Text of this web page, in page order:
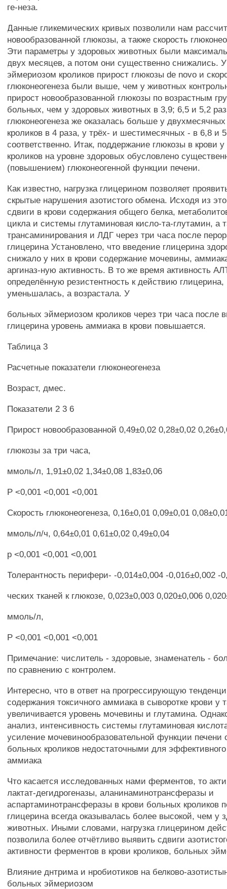
ге-неза.
Данные гликемических кривых позволили нам
новообразованной глюкозы, а также скорость
Эти параметры у здоровых животных были
двух месяцев, а потом они существенно снижались.
эймериозом кроликов прирост глюкозы de novo и
глюконеогенеза были выше, чем у животных
прирост новообразованной глюкозы по возрастным
больных, чем у здоровых животных в 3,9; 6,5 и 5,2
глюконеогенеза же оказалась больше у
кроликов в 4 раза, у трёх- и шестимесячных - в 6,8 и
соответственно. Итак, поддержание глюкозы в крови
кроликов на уровне здоровых обусловлено
(повышением) глюконеогенной функции печени.
Как известно, нагрузка глицерином позволяет
скрытые нарушения азотистого обмена. Исходя из
сдвиги в крови содержания общего белка,
цикла и системы глутаминовая кисло-та-глутамин, а
трансаминирования и ЛДГ через три часа после
глицерина Установлено, что введение глицерина
снижало у них в крови содержание мочевины,
аргиназ-ную активность. В то же время активность
определённую резистентность к действию
уменьшалась, а возрастала. У
больных эймериозом кроликов через три часа после
глицерина уровень аммиака в крови повышается.
Таблица 3
Расчетные показатели глюконеогенеза
Возраст, дмес.
Показатели 2 3 6
Прирост новообразованной 0,49±0,02 0,28±0,02
глюкозы за три часа,
ммоль/л, 1,91±0,02 1,34±0,08 1,83±0,06
Р <0,001 <0,001 <0,001
Скорость глюконеогенеза, 0,16±0,01 0,09±0,01
ммоль/л/ч, 0,64±0,01 0,61±0,02 0,49±0,04
р <0,001 <0,001 <0,001
Толерантность перифери- -0,014±0,004 -0,01б±0,002 -
ческих тканей к глюкозе, 0,023±0,003 0,020±0,006
ммоль/л,
Р <0,001 <0,001 <0,001
Примечание: числитель - здоровые, знаменатель -
по сравнению с контролем.
Интересно, что в ответ на прогрессирующую
содержания токсичного аммиака в сыворотке крови у
увеличивается уровень мочевины и глутамина.
анализ, интенсивность системы глутаминовая
усиление мочевинообразовательной функции печени
больных кроликов недостаточными для
аммиака
Что касается исследованных нами ферментов, то
лактат-дегидрогеназы, аланинаминотрансферазы и
аспартаминотрансферазы в крови больных кроликов
глицерина всегда оказывалась более высокой, чем у
животных. Иными словами, нагрузка глицерином
позволила более отчётливо выявить сдвиги
активности ферментов в крови кроликов, больных
Влияние днтрима и нробиотиков на белково-
больных эймериозом